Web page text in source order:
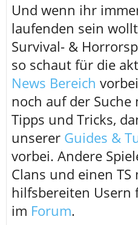
Und wenn ihr
laufenden sein
Survival- &
so schaut für die
News Bereich
noch auf der
Tipps und Tricks,
unserer Guides &
vorbei. Andere
Clans und einen
hilfsbereiten
im Forum.